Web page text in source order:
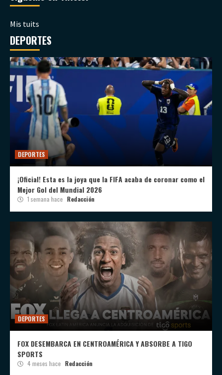
Mis tuits
DEPORTES
DEPORTES
¡Oficial! Esta es la joya que la FIFA acaba de coronar como el
Mejor Gol del Mundial 2026
1 semana hace Redacción
DEPORTES
FOX DESEMBARCA EN CENTROAMÉRICA Y ABSORBE A TIGO
SPORTS
4 meses hace Redacción